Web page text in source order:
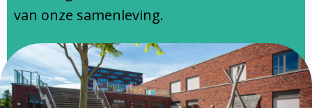
van onze samenleving.